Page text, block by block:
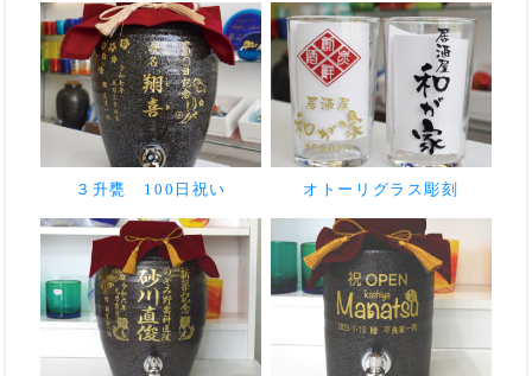
３升甕 100日祝い オトーリグラス彫刻